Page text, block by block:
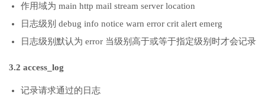
作用域为 main http mail stream server location
日志级别 debug info notice warn error crit alert emerg
日志级别默认为 error 当级别高于或等于指定级别时才会记录
3.2 access_log
记录请求通过的日志